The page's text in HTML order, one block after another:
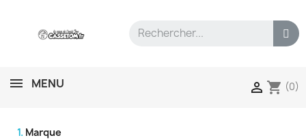
MENU  shopping_cart (0)
1. Marque